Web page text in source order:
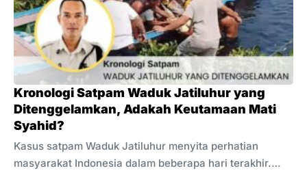
pandang yang berbeda. Bagi seorang Muslim,
fenomena ini tidak cukup dipahami melalui pemberitaan
atau media sosial saja. Islam telah memberikan
pedoman yang jelas tentang fitrah manusia, hubungan
laki-laki dan perempuan, serta batasan perilaku yang
sesuai syariat. Karena itu, setiap ...
Kronologi Satpam Waduk Jatiluhur yang
Ditenggelamkan, Adakah Keutamaan Mati
Syahid?
Kasus satpam Waduk Jatiluhur menyita perhatian
masyarakat Indonesia dalam beberapa hari terakhir.